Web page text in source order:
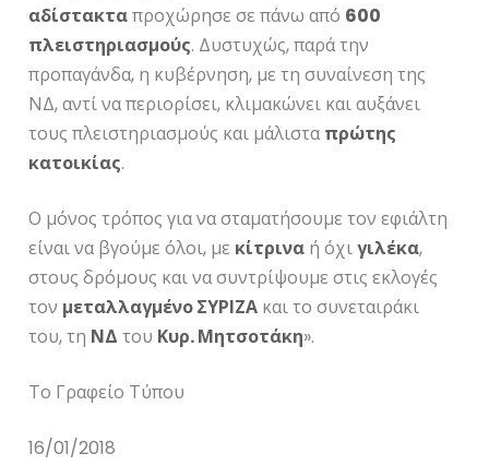
αδίστακταπροχώρησε σε πάνω από 600
πλειστηριασμούς. Δυστυχώς, παρά την
προπαγάνδα, η κυβέρνηση, με τη συναίνεση της
ΝΔ, αντί να περιορίσει, κλιμακώνει και αυξάνει
τους πλειστηριασμούς και μάλισταπρώτης
κατοικίας.
Ο μόνος τρόπος για να σταματήσουμε τον εφιάλτη
είναι να βγούμε όλοι, με κίτρινα ή όχιγιλέκα,
στους δρόμους και να συντρίψουμε στις εκλογές
τον μεταλλαγμένο ΣΥΡΙΖΑ και το συνεταιράκι
του, τη ΝΔ του Κυρ. Μητσοτάκη».
Το Γραφείο Τύπου
16/01/2018